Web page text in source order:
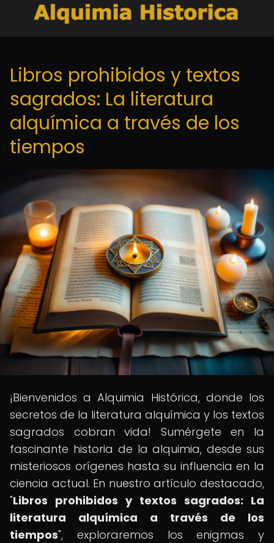
Libros prohibidos y textos
sagrados: La literatura
alquímica a través de los
tiempos
¡Bienvenidos a Alquimia Histórica, donde los
secretos de la literatura alquímica y los textos
sagrados cobran vida! Sumérgete en la
fascinante historia de la alquimia, desde sus
misteriosos orígenes hasta su influencia en la
ciencia actual. En nuestro artículo destacado,
"Libros prohibidos y textos sagrados: La
literatura alquímica a través de los
tiempos", exploraremos los enigmas y